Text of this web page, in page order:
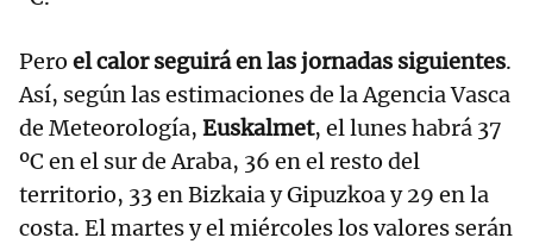
Pero el calor seguirá en las jornadas siguientes.
Así, según las estimaciones de la Agencia Vasca
de Meteorología, Euskalmet, el lunes habrá 37
ºC en el sur de Araba, 36 en el resto del
territorio, 33 en Bizkaia y Gipuzkoa y 29 en la
costa. El martes y el miércoles los valores serán